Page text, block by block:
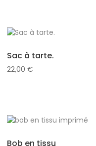
Sac à tarte.
22,00 €
Bob en tissu